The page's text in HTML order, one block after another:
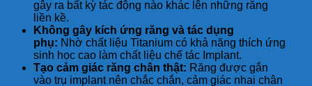
gây ra bất kỳ tác động nào khác lên những răng
liền kề.
Không gây kích ứng răng và tác dụng
phụ: Nhờ chất liệu Titanium có khả năng thích ứng
sinh học cao làm chất liệu chế tác Implant.
Tạo cảm giác răng chân thật: Răng được gắn
vào trụ implant nên chắc chắn, cảm giác nhai chân